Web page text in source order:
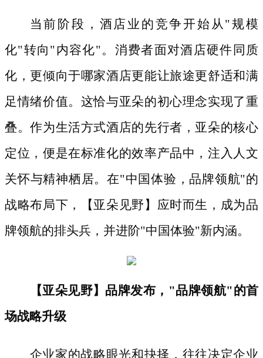
当前阶段，酒店业的竞争开始从 "规模
化"转向"内容化"。消费者面对酒店硬件同质
化，更倾向于哪家酒店更能让旅途更舒适和满
足情绪价值。这恰与亚朵的初心理念实现了重
叠。作为生活方式酒店的先行者，亚朵的核心
定位，便是在标准化的效率产品中，注入人文
关怀与精神栖居。在"中国体验，品牌领航"的
战略布局下，【亚朵见野】应时而生，成为品
牌领航的排头兵，并进阶"中国体验"新内涵。
【亚朵见野】品牌发布， "品牌领航"的首
场战略升级
企业家的战略眼光和抉择，往往决定企业